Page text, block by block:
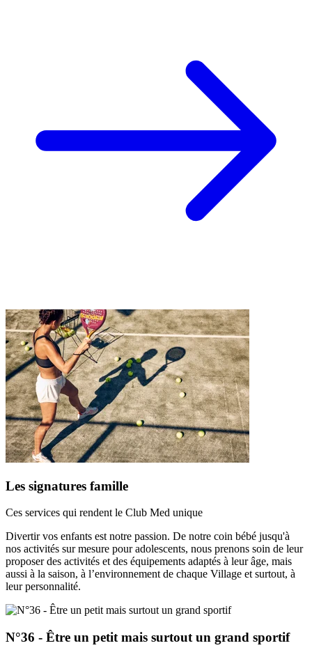
Les signatures famille
Ces services qui rendent le Club Med unique
Divertir vos enfants est notre passion. De notre coin bébé jusqu'à
nos activités sur mesure pour adolescents, nous prenons soin de leur
proposer des activités et des équipements adaptés à leur âge, mais
aussi à la saison, à l’environnement de chaque Village et surtout, à
leur personnalité.
N°36 - Être un petit mais surtout un grand sportif